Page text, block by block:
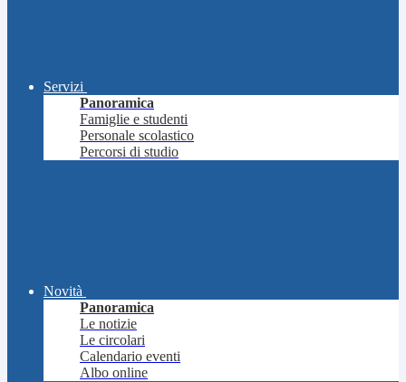
Servizi
Panoramica
Famiglie e studenti
Personale scolastico
Percorsi di studio
Novità
Panoramica
Le notizie
Le circolari
Calendario eventi
Albo online